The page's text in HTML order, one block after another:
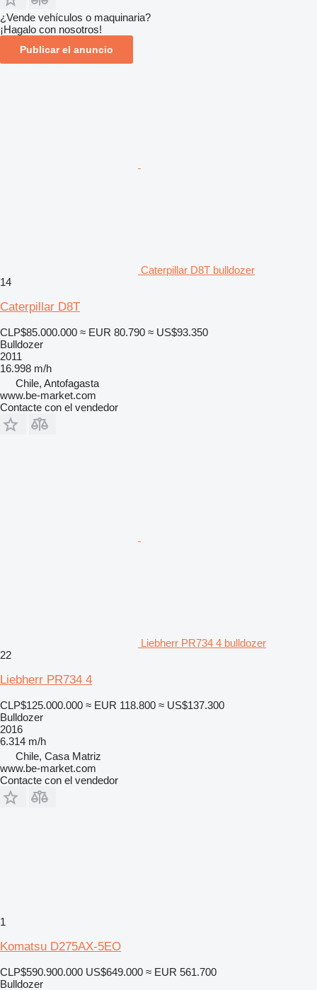
¿Vende vehículos o maquinaria?
¡Hagalo con nosotros!
Publicar el anuncio
Caterpillar D8T bulldozer
14
Caterpillar D8T
CLP$85.000.000 ≈ EUR 80.790 ≈ US$93.350
Bulldozer
2011
16.998 m/h
Chile, Antofagasta
www.be-market.com
Contacte con el vendedor
Liebherr PR734 4 bulldozer
22
Liebherr PR734 4
CLP$125.000.000 ≈ EUR 118.800 ≈ US$137.300
Bulldozer
2016
6.314 m/h
Chile, Casa Matriz
www.be-market.com
Contacte con el vendedor
1
Komatsu D275AX-5EO
CLP$590.900.000 US$649.000 ≈ EUR 561.700
Bulldozer